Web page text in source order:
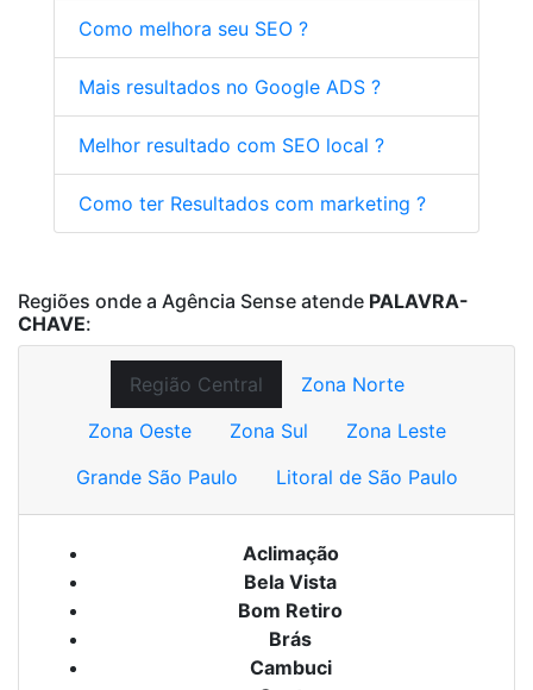
Como melhora seu SEO ?
Mais resultados no Google ADS ?
Melhor resultado com SEO local ?
Como ter Resultados com marketing ?
Regiões onde a Agência Sense atende PALAVRA-
CHAVE:
Região Central
Zona Norte
Zona Oeste
Zona Sul
Zona Leste
Grande São Paulo
Litoral de São Paulo
Aclimação
Bela Vista
Bom Retiro
Brás
Cambuci